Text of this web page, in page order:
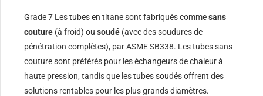
Grade 7 Les tubes en titane sont fabriqués commesans
couture (à froid) ousoudé (avec des soudures de
pénétration complètes), par ASME SB338. Les tubes sans
couture sont préférés pour les échangeurs de chaleur à
haute pression, tandis que les tubes soudés offrent des
solutions rentables pour les plus grands diamètres.